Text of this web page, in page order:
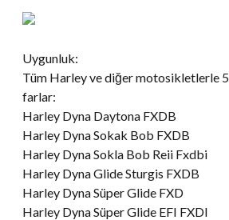
Uygunluk:
Tüm Harley ve diğer motosikletlerle
farlar:
Harley Dyna Daytona FXDB
Harley Dyna Sokak Bob FXDB
Harley Dyna Sokla Bob Reii Fxdbi
Harley Dyna Glide Sturgis FXDB
Harley Dyna Süper Glide FXD
Harley Dyna Süper Glide EFI FXDI